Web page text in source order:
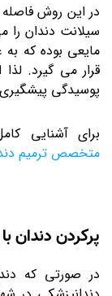
در این روش
سیلانت دندان
مایعی بوده که به
قرار می گیرد.
پوسیدگی
برای آشنایی
متخصص ترمیم
پرکردن دندان
در صورتی که